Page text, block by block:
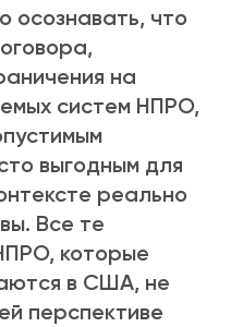
осознавать, что
на
систем НПРО,
выгодным для
реально
Все те
которые
в США, не
перспективе